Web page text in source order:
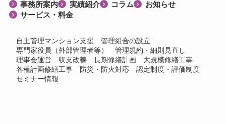
事務所案内 実績紹介 コラム
お知らせ
サービス・料金
自主管理マンション支援
管理組合の設立
専門家役員（外部管理者等）
管理規約・細則見直し
理事会運営
収支改善 長期修繕計画
大規模修繕工事
各種計画修繕工事
防災・防火対応
認定制度・評価制度
セミナー情報